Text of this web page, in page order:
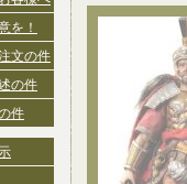
を！
文の件
の件
件